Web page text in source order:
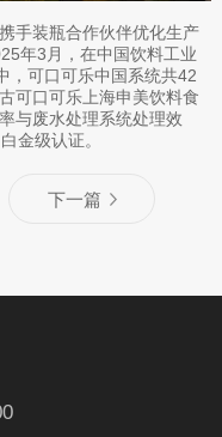
手装瓶合作伙伴优化生产
年3月，在中国饮料工业
，可口可乐中国系统共42
可口可乐上海申美饮料食
与废水处理系统处理效
金级认证。
下一篇